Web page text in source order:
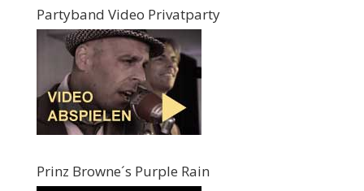
Partyband Video Privatparty
Prinz Browne´s Purple Rain